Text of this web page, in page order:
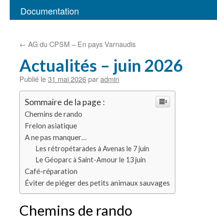
auDocumentation
← AG du CPSM – En pays Varnaudis
Actualités – juin 2026
Publié le31 mai 2026paradmin
Sommaire de la page :
Chemins de rando
Frelon asiatique
A ne pas manquer…
Les rétropétarades à Avenas le 7 juin
Le Géoparc à Saint-Amour le 13 juin
Café-réparation
Éviter de piéger des petits animaux sauvages
Chemins de rando